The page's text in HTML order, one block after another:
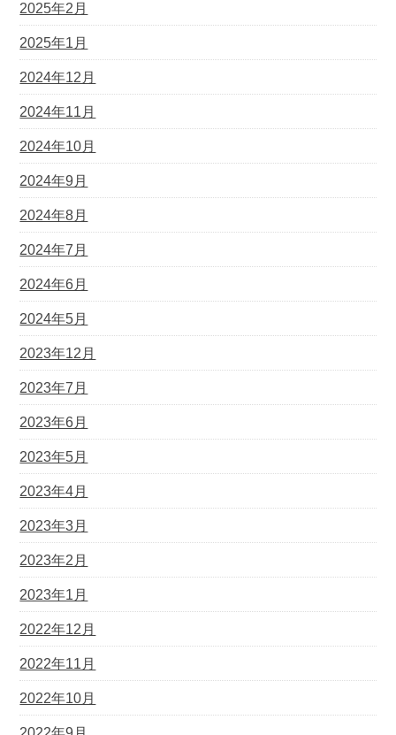
2025年2月
2025年1月
2024年12月
2024年11月
2024年10月
2024年9月
2024年8月
2024年7月
2024年6月
2024年5月
2023年12月
2023年7月
2023年6月
2023年5月
2023年4月
2023年3月
2023年2月
2023年1月
2022年12月
2022年11月
2022年10月